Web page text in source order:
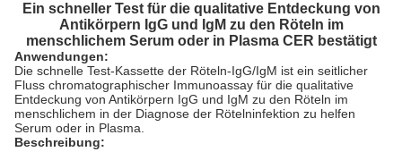
Ein schneller Test für die qualitative Entdeckung von
Antikörpern IgG und IgM zu den Röteln im
menschlichem Serum oder in Plasma CER bestätigt
Anwendungen:
Die schnelle Test-Kassette der Röteln-IgG/IgM ist ein seitlicher
Fluss chromatographischer Immunoassay für die qualitative
Entdeckung von Antikörpern IgG und IgM zu den Röteln im
menschlichem in der Diagnose der Rötelninfektion zu helfen
Serum oder in Plasma.
Beschreibung: